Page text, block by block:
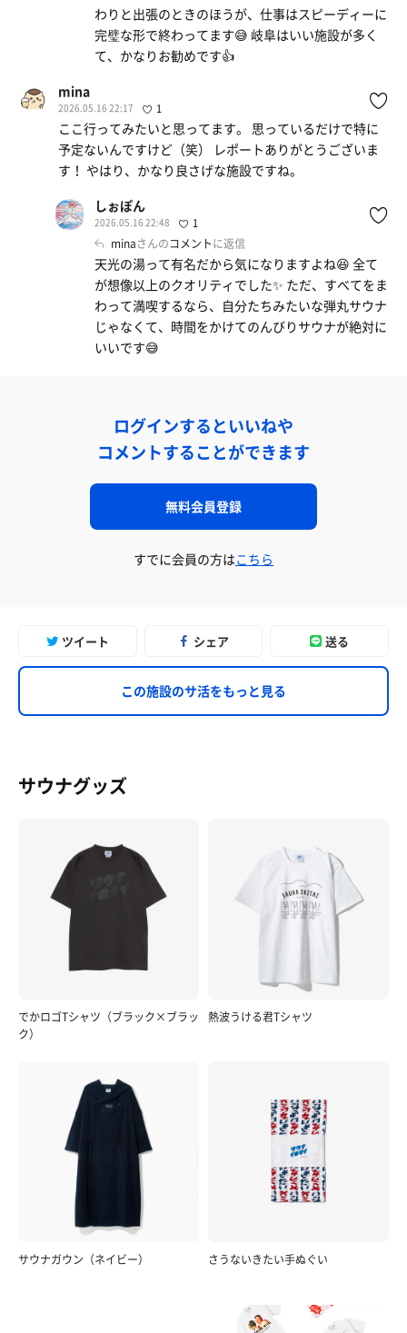
わりと出張のときのほうが、仕事はスピーディーに
完璧な形で終わってます😅 岐阜はいい施設が多く
て、かなりお勧めです👍
mina
2026.05.16 22:17 1
ここ行ってみたいと思ってます。 思っているだけで特に
予定ないんですけど（笑） レポートありがとうございま
す！ やはり、かなり良さげな施設ですね。
しぉぽん
2026.05.16 22:48 1
minaさんのコメントに返信
天光の湯って有名だから気になりますよね😆 全て
が想像以上のクオリティでした✨ ただ、すべてをま
わって満喫するなら、自分たちみたいな弾丸サウナ
じゃなくて、時間をかけてのんびりサウナが絶対に
いいです😅
ログインするといいねや
コメントすることができます
無料会員登録
すでに会員の方はこちら
ツイート シェア 送る
この施設のサ活をもっと見る
サウナグッズ
でかロゴTシャツ（ブラック×ブラッ
ク）
熱波うける君Tシャツ
サウナガウン（ネイビー） さうないきたい手ぬぐい